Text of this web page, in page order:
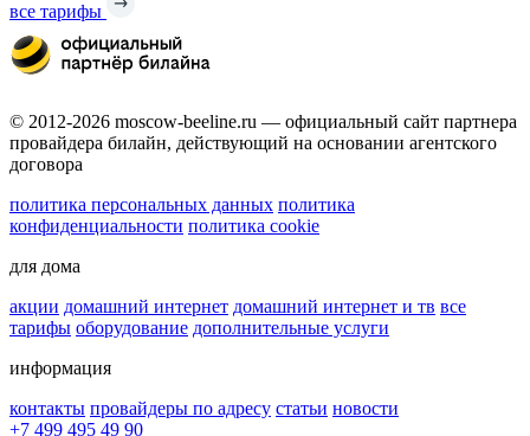
все тарифы
© 2012-2026 moscow-beeline.ru — официальный сайт партнера
провайдера билайн, действующий на основании агентского
договора
политика персональных данных политика
конфиденциальности политика cookie
для дома
акции домашний интернет домашний интернет и тв все
тарифы оборудование дополнительные услуги
информация
контакты провайдеры по адресу статьи новости
+7 499 495 49 90